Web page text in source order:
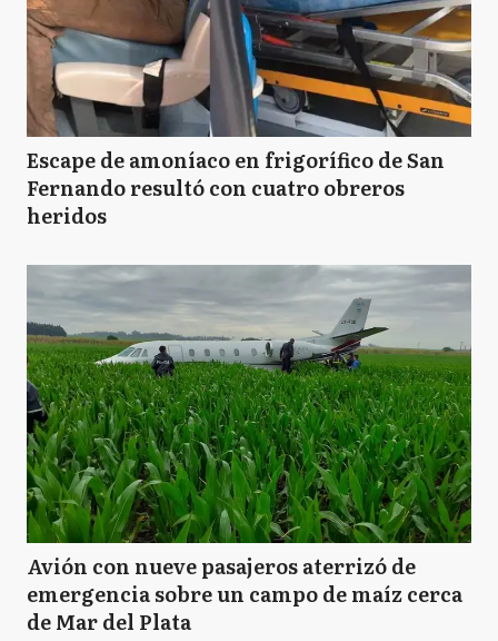
Escape de amoníaco en frigorífico de San
Fernando resultó con cuatro obreros
heridos
Avión con nueve pasajeros aterrizó de
emergencia sobre un campo de maíz cerca
de Mar del Plata